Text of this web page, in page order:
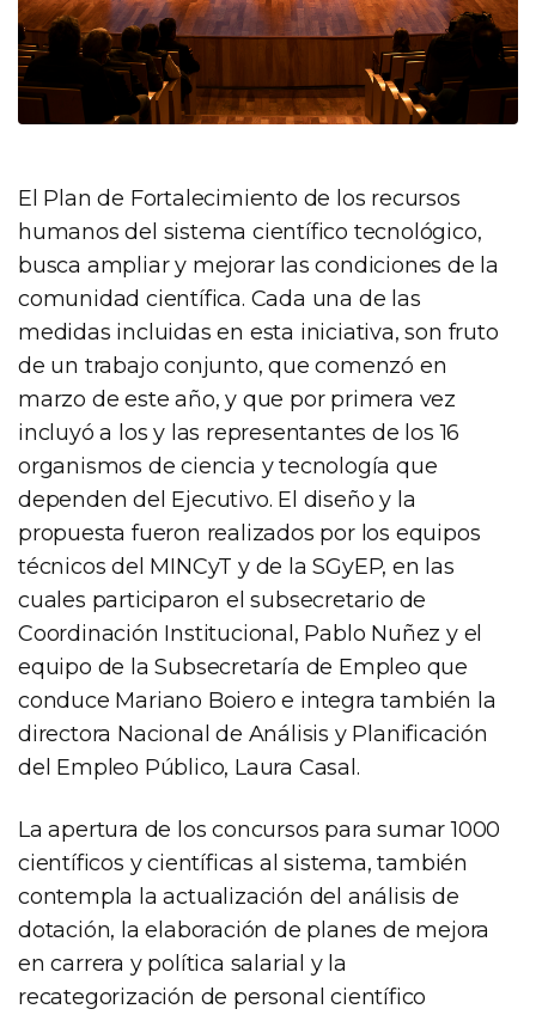
El Plan de Fortalecimiento de los recursos
humanos del sistema científico tecnológico,
busca ampliar y mejorar las condiciones de la
comunidad científica. Cada una de las
medidas incluidas en esta iniciativa, son fruto
de un trabajo conjunto, que comenzó en
marzo de este año, y que por primera vez
incluyó a los y las representantes de los 16
organismos de ciencia y tecnología que
dependen del Ejecutivo. El diseño y la
propuesta fueron realizados por los equipos
técnicos del MINCyT y de la SGyEP, en las
cuales participaron el subsecretario de
Coordinación Institucional, Pablo Nuñez y el
equipo de la Subsecretaría de Empleo que
conduce Mariano Boiero e integra también la
directora Nacional de Análisis y Planificación
del Empleo Público, Laura Casal.
La apertura de los concursos para sumar 1000
científicos y científicas al sistema, también
contempla la actualización del análisis de
dotación, la elaboración de planes de mejora
en carrera y política salarial y la
recategorización de personal científico